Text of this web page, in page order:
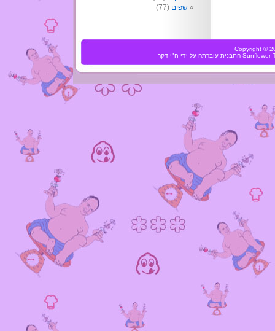
שפים (77)
Copyright ©
Sunflower התבנית עוברתה על ידי ח"י דקר